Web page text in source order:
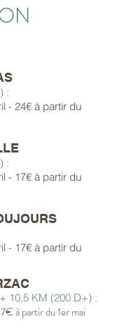
:
- 24€ à partir du
:
- 17€ à partir du
- 17€ à partir du
10,5 KM (200 D+) :
à partir du 1er mai